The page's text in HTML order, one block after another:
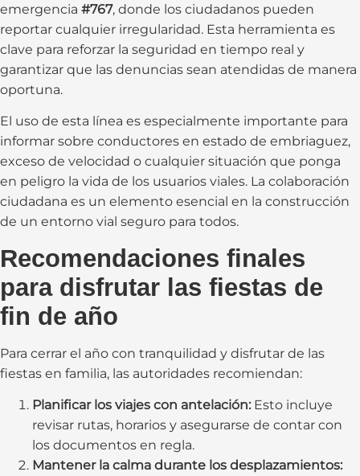
emergencia #767, donde los ciudadanos pueden
reportar cualquier irregularidad. Esta herramienta es
clave para reforzar la seguridad en tiempo real y
garantizar que las denuncias sean atendidas de manera
oportuna.
El uso de esta línea es especialmente importante para
informar sobre conductores en estado de embriaguez,
exceso de velocidad o cualquier situación que ponga
en peligro la vida de los usuarios viales. La colaboración
ciudadana es un elemento esencial en la construcción
de un entorno vial seguro para todos.
Recomendaciones finales
para disfrutar las fiestas de
fin de año
Para cerrar el año con tranquilidad y disfrutar de las
fiestas en familia, las autoridades recomiendan:
Planificar los viajes con antelación: Esto incluye
revisar rutas, horarios y asegurarse de contar con
los documentos en regla.
Mantener la calma durante los desplazamientos: